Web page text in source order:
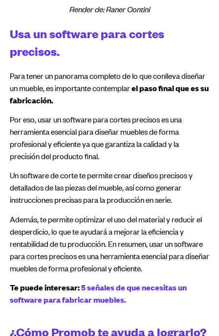
Render de: Raner Contini
Usa un software para cortes
precisos.
Para tener un panorama completo de lo que conlleva diseñar
un mueble, es importante contemplarel paso final que es su
fabricación.
Por eso, usar un software para cortes precisos es una
herramienta esencial para diseñar muebles de forma
profesional y eficiente ya que garantiza la calidad y la
precisión del producto final.
Un software de corte te permite crear diseños precisos y
detallados de las piezas del mueble, así como generar
instrucciones precisas para la producción en serie.
Además, te permite optimizar el uso del material y reducir el
desperdicio, lo que te ayudará a mejorar la eficiencia y
rentabilidad de tu producción. En resumen, usar un software
para cortes precisos es una herramienta esencial para diseñar
muebles de forma profesional y eficiente.
Te puede interesar:5 señales de que necesitas un
software para fabricar muebles.
¿Cómo Promob te ayuda a lograrlo?